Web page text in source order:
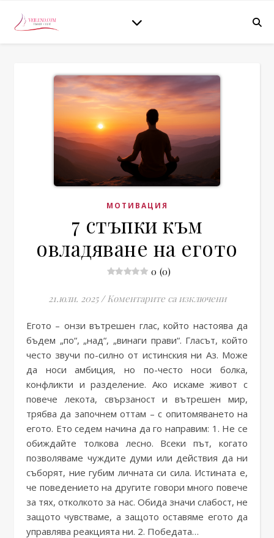
МОТИВАЦИЯ
7 стъпки към
овладяване на егото
0 (0)
21.юли. 2025 / Коментарите са изключениза 7
Егото – онзи вътрешен глас, който настоява да
бъдем „по“, „над“, „винаги прави“. Гласът, който
често звучи по-силно от истинския ни Аз. Може
да носи амбиция, но по-често носи болка,
конфликти и разделение. Ако искаме живот с
повече лекота, свързаност и вътрешен мир,
трябва да започнем оттам – с опитомяването на
егото. Ето седем начина да го направим: 1. Не се
обиждайте толкова лесно. Всеки път, когато
позволяваме чуждите думи или действия да ни
съборят, ние губим личната си сила. Истината е,
че поведението на другите говори много повече
за тях, отколкото за нас. Обида значи слабост, не
защото чувстваме, а защото оставяме егото да
управлява реакцията ни. 2. Победата…